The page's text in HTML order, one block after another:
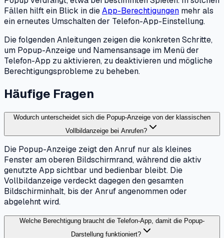
Fällen hilft ein Blick in dieApp-Berechtigungen mehr als
ein erneutes Umschalten der Telefon-App-Einstellung.
Die folgenden Anleitungen zeigen die konkreten Schritte,
um Popup-Anzeige und Namensansage im Menü der
Telefon-App zu aktivieren, zu deaktivieren und mögliche
Berechtigungsprobleme zu beheben.
Häufige Fragen
Wodurch unterscheidet sich die Popup-Anzeige von der klassischen
Vollbildanzeige bei Anrufen?
Die Popup-Anzeige zeigt den Anruf nur als kleines
Fenster am oberen Bildschirmrand, während die aktiv
genutzte App sichtbar und bedienbar bleibt. Die
Vollbildanzeige verdeckt dagegen den gesamten
Bildschirminhalt, bis der Anruf angenommen oder
abgelehnt wird.
Welche Berechtigung braucht die Telefon-App, damit die Popup-
Darstellung funktioniert?